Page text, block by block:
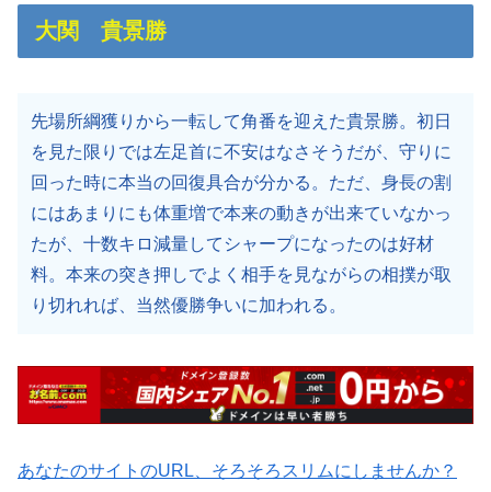
大関 貴景勝
先場所綱獲りから一転して角番を迎えた貴景勝。初日
を見た限りでは左足首に不安はなさそうだが、守りに
回った時に本当の回復具合が分かる。ただ、身長の割
にはあまりにも体重増で本来の動きが出来ていなかっ
たが、十数キロ減量してシャープになったのは好材
料。本来の突き押しでよく相手を見ながらの相撲が取
り切れれば、当然優勝争いに加われる。
あなたのサイトのURL、そろそろスリムにしませんか？